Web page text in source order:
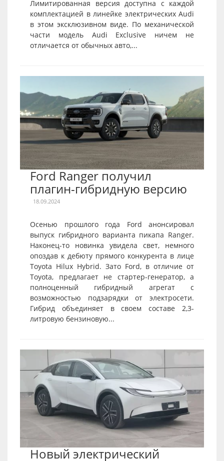
Лимитированная версия доступна с каждой
комплектацией в линейке электрических Audi
в этом эксклюзивном виде. По механической
части модель Audi Exclusive ничем не
отличается от обычных авто,...
Ford Ranger получил
плагин-гибридную версию
18.09.2024
Осенью прошлого года Ford анонсировал
выпуск гибридного варианта пикапа Ranger.
Наконец-то новинка увидела свет, немного
опоздав к дебюту прямого конкурента в лице
Toyota Hilux Hybrid. Зато Ford, в отличие от
Toyota, предлагает не стартер-генератор, а
полноценный гибридный агрегат с
возможностью подзарядки от электросети.
Гибрид объединяет в своем составе 2,3-
литровую бензиновую...
Новый электрический